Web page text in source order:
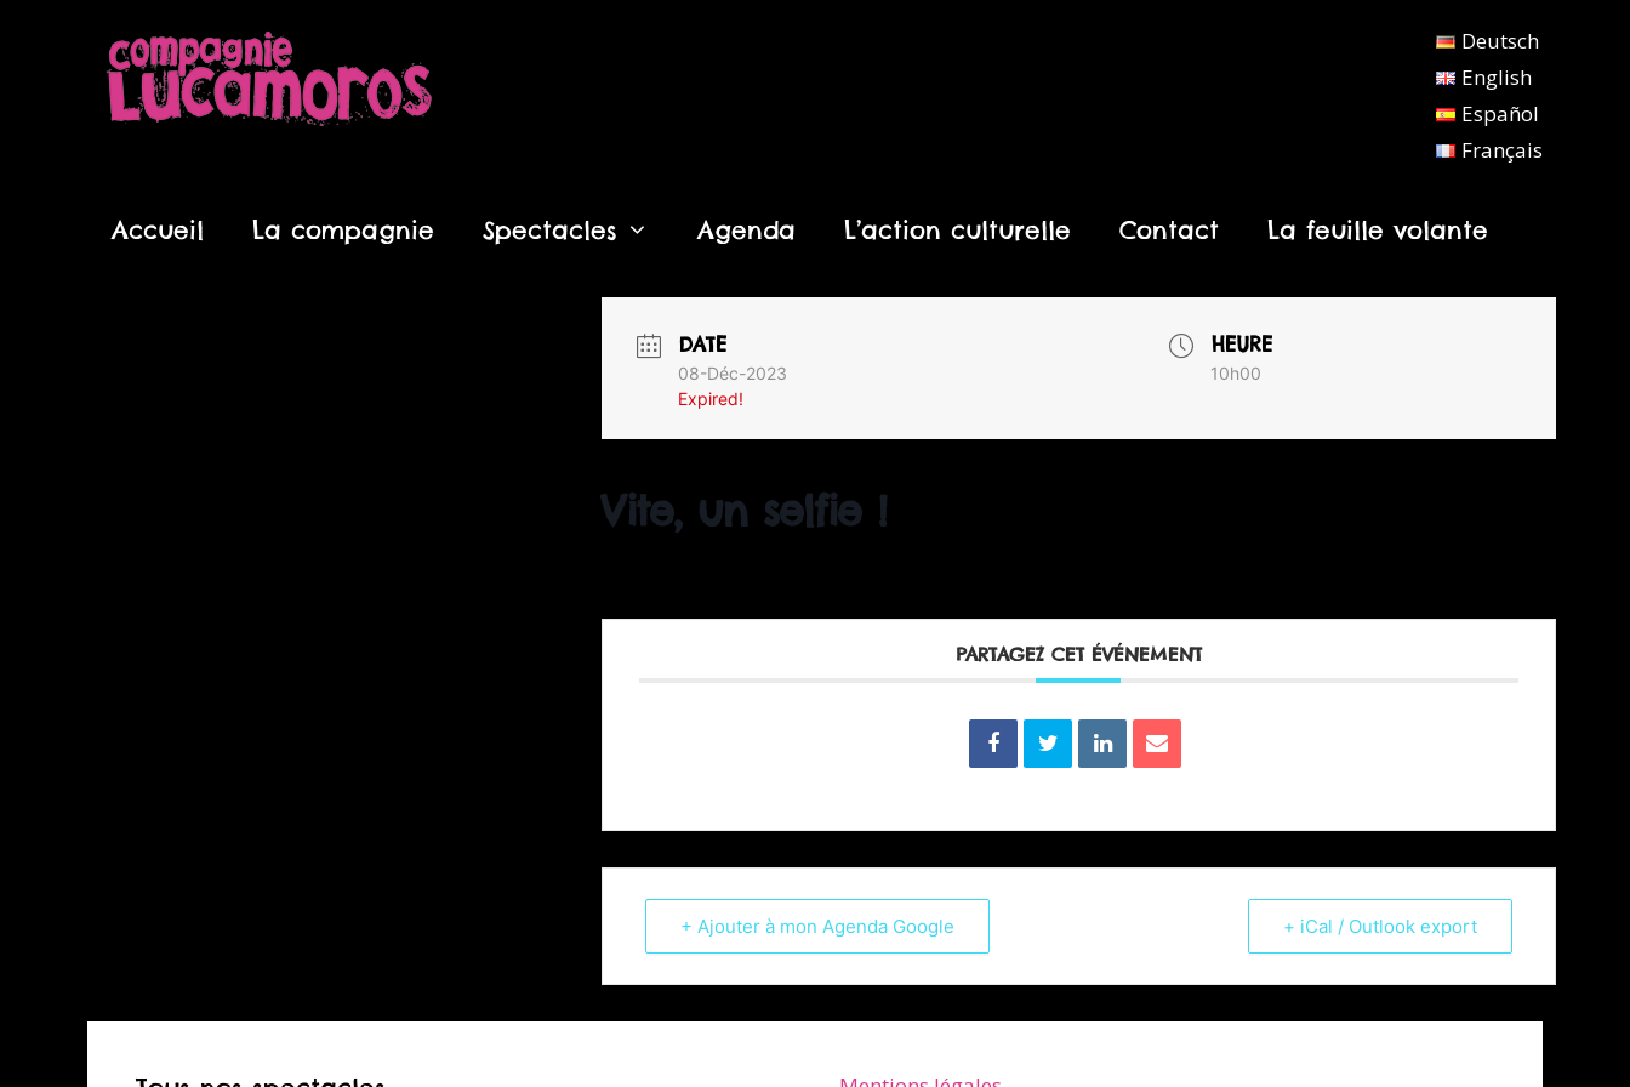
Deutsch
English
Español
Français
Accueil La compagnie Spectacles Agenda L’action culturelle Contact La feuille volante
DATE
08-Déc-2023
Expired!
HEURE
10h00
Vite, un selfie !
PARTAGEZ CET ÉVÉNEMENT
+ Ajouter à mon Agenda Google + iCal / Outlook export